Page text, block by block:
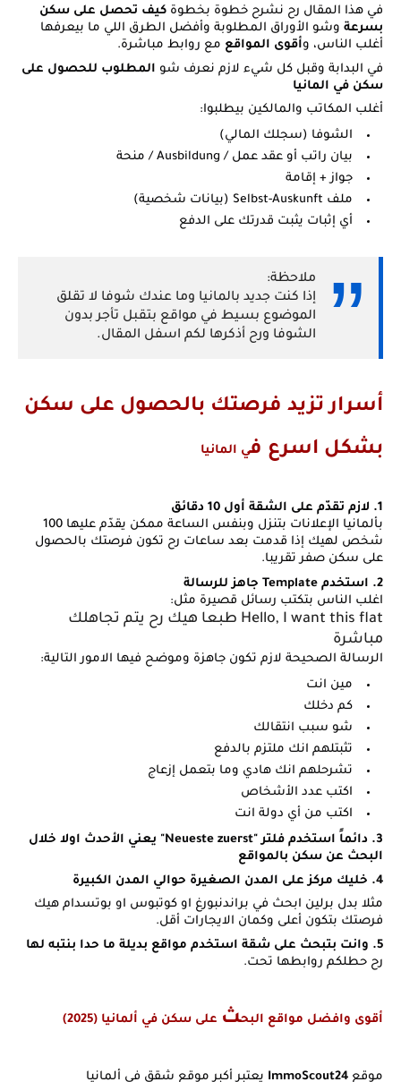
في هذا المقال رح نشرح خطوة بخطوة كيف تحصل على سكن
بسرعة وشو الأوراق المطلوبة وأفضل الطرق اللي ما بيعرفها
أغلب الناس، وأقوى المواقع مع روابط مباشرة.
في البدابة وقبل كل شيء لازم نعرف شو المطلوب للحصول على
سكن في المانيا
أغلب المكاتب والمالكين بيطلبوا:
الشوفا (سجلك المالي)
بيان راتب أو عقد عمل / Ausbildung / منحة
جواز + إقامة
ملف Selbst-Auskunft (بيانات شخصية)
أي إثبات يثبت قدرتك على الدفع
ملاحظة:
إذا كنت جديد بالمانيا وما عندك شوفا لا تقلق
الموضوع بسيط في مواقع بتقبل تأجر بدون
الشوفا ورح أذكرها لكم اسفل المقال.
أسرار تزيد فرصتك بالحصول على سكن
بشكل اسرع في المانيا
1. لازم تقدّم على الشقة أول 10 دقائق
بألمانيا الإعلانات بتنزل وبنفس الساعة ممكن يقدّم عليها 100
شخص لهيك إذا قدمت بعد ساعات رح تكون فرصتك بالحصول
على سكن صفر تقريبا.
2. استخدم Template جاهز للرسالة
اغلب الناس بتكتب رسائل قصيرة مثل:
Hello, I want this flat طبعا هيك رح يتم تجاهلك
مباشرة
الرسالة الصحيحة لازم تكون جاهزة وموضح فيها الامور التالية:
مين انت
كم دخلك
شو سبب انتقالك
تثبتلهم انك ملتزم بالدفع
تشرحلهم انك هادي وما بتعمل إزعاج
اكتب عدد الأشخاص
اكتب من أي دولة انت
3. دائماً استخدم فلتر "Neueste zuerst" يعني الأحدث اولا خلال
البحث عن سكن بالمواقع
4. خليك مركز على المدن الصغيرة حوالي المدن الكبيرة
مثلا بدل برلين ابحث في براندنبورغ او كوتبوس او بوتسدام هيك
فرصتك بتكون أعلى وكمان الايجارات أقل.
5. وانت بتبحث على شقة استخدم مواقع بديلة ما حدا بنتبه لها
رح حطلكم روابطها تحت.
أقوى وافضل مواقع البحث على سكن في ألمانيا (2025)
موقع ImmoScout24 يعتبر أكبر موقع شقق في ألمانيا